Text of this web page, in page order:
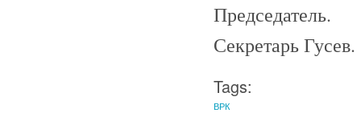
Председатель.
Секретарь Гусев.
Tags:
ВРК